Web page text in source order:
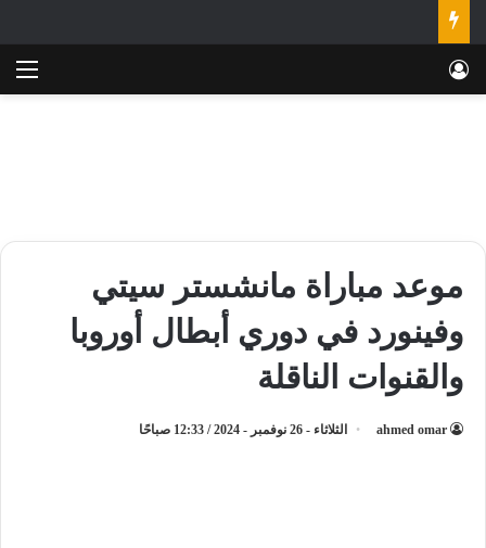
موعد مباراة مانشستر سيتي
وفينورد في دوري أبطال أوروبا
والقنوات الناقلة
ahmed omar الثلاثاء - 26 نوفمبر - 2024 / 12:33 صباحًا